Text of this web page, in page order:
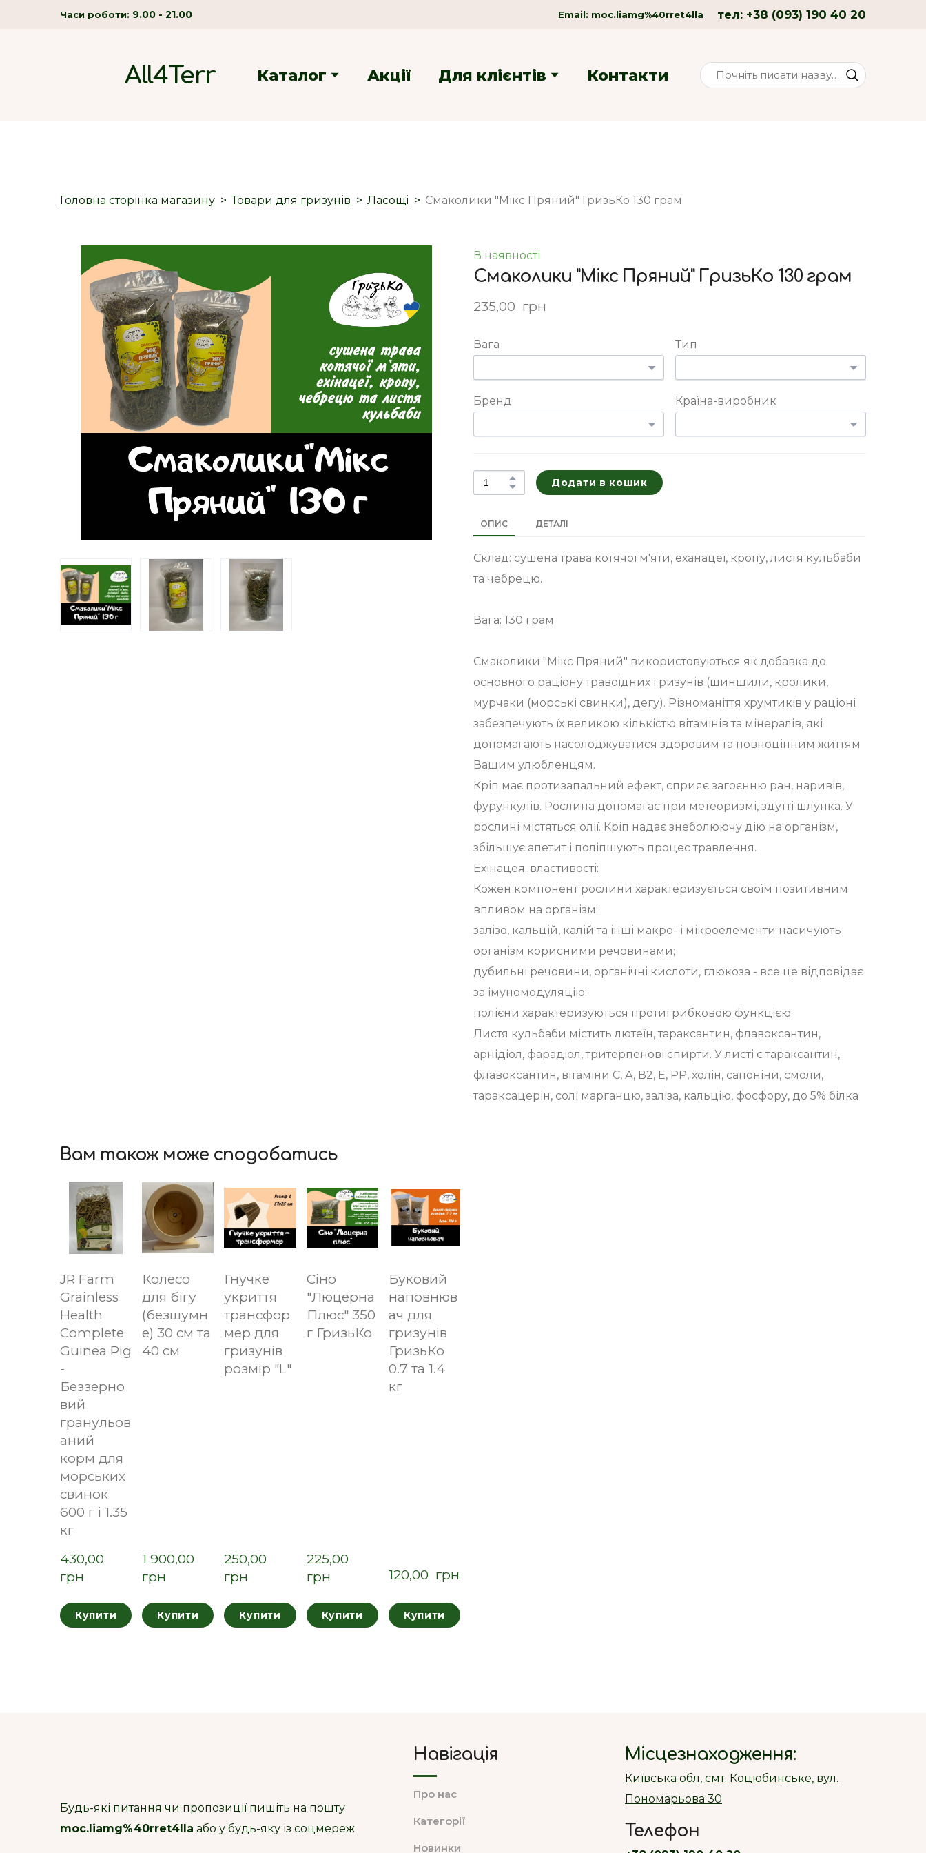
Часи роботи: 9.00 - 21.00 Email: moc.liamg%40rret4lla тел: +38 (093) 190 40 20
All4Terr Каталог Акції Для клієнтів Контакти
Головна сторінка магазину Товари для гризунів Ласощі Смаколики "Мікс Пряний" ГризьКо 130 грам
В наявності
Смаколики "Мікс Пряний" ГризьКо 130 грам
235,00  грн
Вага Тип
Бренд Країна-виробник
Додати в кошик
ОПИС ДЕТАЛІ
Склад: сушена трава котячої м'яти, еханацеї, кропу, листя кульбаби
та чебрецю.
Вага: 130 грам
Смаколики "Мікс Пряний" використовуються як добавка до
основного раціону травоїдних гризунів (шиншили, кролики,
мурчаки (морські свинки), дегу). Різноманіття хрумтиків у раціоні
забезпечують їх великою кількістю вітамінів та мінералів, які
допомагають насолоджуватися здоровим та повноцінним життям
Вашим улюбленцям.
Кріп має протизапальний ефект, сприяє загоєнню ран, наривів,
фурункулів. Рослина допомагає при метеоризмі, здутті шлунка. У
рослині містяться олії. Кріп надає знеболюючу дію на організм,
збільшує апетит і поліпшують процес травлення.
Ехінацея: властивості:
Кожен компонент рослини характеризується своїм позитивним
впливом на організм:
залізо, кальцій, калій та інші макро- і мікроелементи насичують
організм корисними речовинами;
дубильні речовини, органічні кислоти, глюкоза - все це відповідає
за імуномодуляцію;
полієни характеризуються протигрибковою функцією;
Листя кульбаби містить лютеїн, тараксантин, флавоксантин,
арнідіол, фарадіол, тритерпенові спирти. У листі є тараксантин,
флавоксантин, вітаміни С, А, В2, Е, РР, холін, сапоніни, смоли,
тараксацерін, солі марганцю, заліза, кальцію, фосфору, до 5% білка
Вам також може сподобатись
JR Farm
Grainless
Health
Complete
Guinea Pig
-
Беззерно
вий
гранульов
аний
корм для
морських
свинок
600 г і 1.35
кг
430,00
грн
Купити
Колесо
для бігу
(безшумн
е) 30 см та
40 см
1 900,00
грн
Купити
Гнучке
укриття
трансфор
мер для
гризунів
розмір "L"
250,00
грн
Купити
Сіно
"Люцерна
Плюс" 350
г ГризьКо
225,00
грн
Купити
Буковий
наповнюв
ач для
гризунів
ГризьКо
0.7 та 1.4
кг
120,00  грн
Купити
Будь-які питання чи пропозиції пишіть на пошту
moc.liamg%40rret4lla або у будь-яку із соцмереж
Навігація
Про нас
Категорії
Новинки
Місцезнаходження:
Київська обл, смт. Коцюбинське, вул.
Пономарьова 30
Телефон